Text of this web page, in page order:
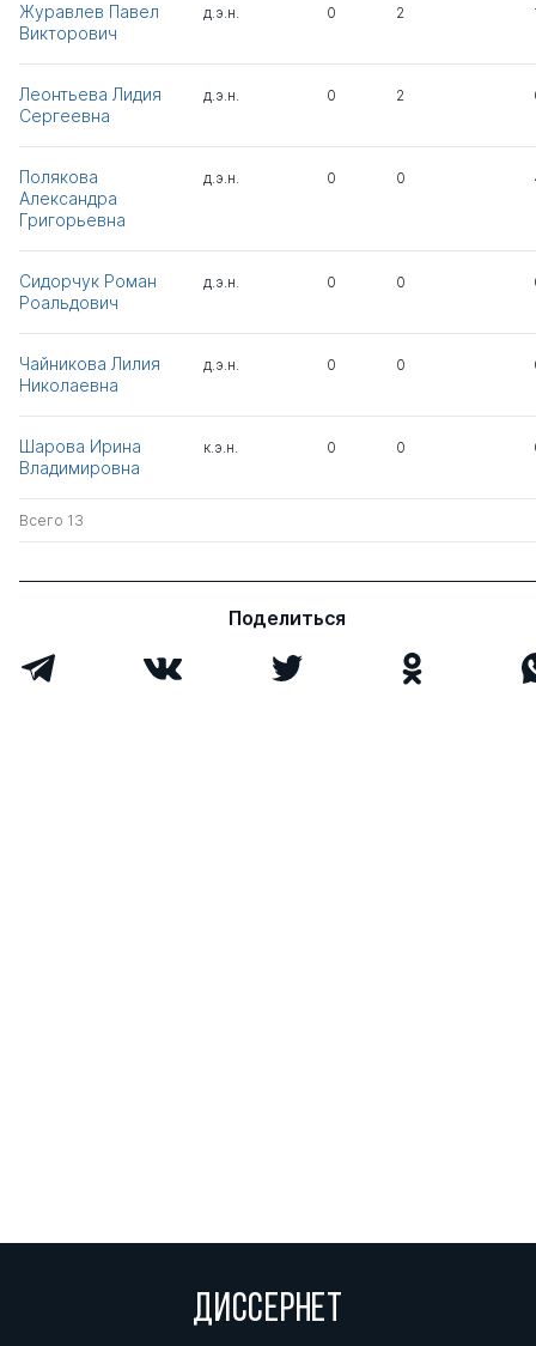
Журавлев Павел
Викторович
д.э.н. 0 2
Леонтьева Лидия
Сергеевна
д.э.н. 0 2
Полякова
Александра
Григорьевна
д.э.н. 0 0
Сидорчук Роман
Роальдович
д.э.н. 0 0
Чайникова Лилия
Николаевна
д.э.н. 0 0
Шарова Ирина
Владимировна
к.э.н. 0 0
Всего 13
Поделиться
ДИССЕРНЕТ